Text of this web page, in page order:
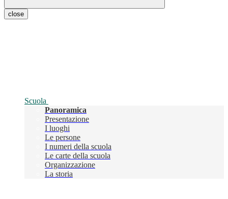
close
Scuola
Panoramica
Presentazione
I luoghi
Le persone
I numeri della scuola
Le carte della scuola
Organizzazione
La storia